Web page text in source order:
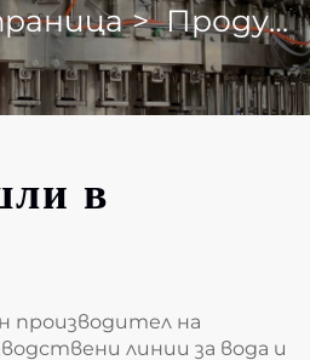
>Продукти
в
производител на
линии за вода и